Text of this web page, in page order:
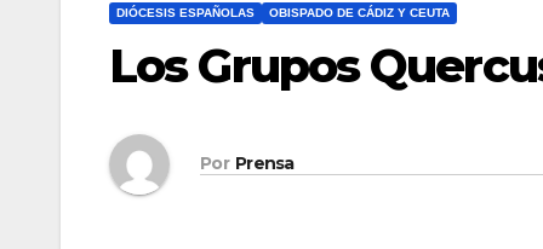
DIÓCESIS ESPAÑOLAS OBISPADO DE CÁDIZ Y CEUTA
Los Grupos
Por Prensa